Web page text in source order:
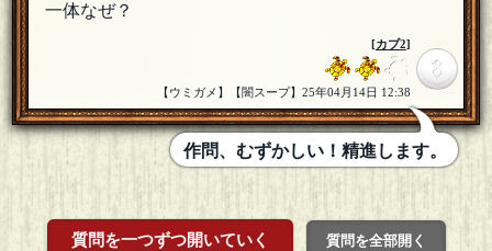
一体なぜ？
[カブ2]
【ウミガメ】【闇スープ】25年04月14日 12:38
作問、むずかしい！精進します。
質問を一つずつ開いていく 質問を全部開く